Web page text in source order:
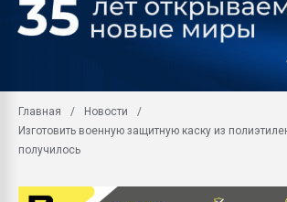
Главная
Новости
Изготовить военную защитную каску из
получилось